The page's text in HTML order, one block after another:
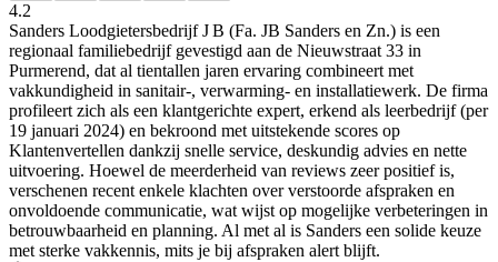
4.2
Sanders Loodgietersbedrijf J B (Fa. JB Sanders en Zn.) is een
regionaal familiebedrijf gevestigd aan de Nieuwstraat 33 in
Purmerend, dat al tientallen jaren ervaring combineert met
vakkundigheid in sanitair-, verwarming- en installatiewerk. De firma
profileert zich als een klantgerichte expert, erkend als leerbedrijf (per
19 januari 2024) en bekroond met uitstekende scores op
Klantenvertellen dankzij snelle service, deskundig advies en nette
uitvoering. Hoewel de meerderheid van reviews zeer positief is,
verschenen recent enkele klachten over verstoorde afspraken en
onvoldoende communicatie, wat wijst op mogelijke verbeteringen in
betrouwbaarheid en planning. Al met al is Sanders een solide keuze
met sterke vakkennis, mits je bij afspraken alert blijft.